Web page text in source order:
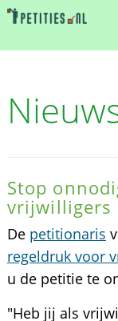
Stop
vrijwilligers
De petitionaris
regeldruk voor
u de petitie te
"Heb jij als